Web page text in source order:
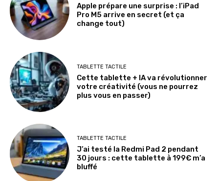
Apple prépare une surprise : l’iPad
Pro M5 arrive en secret (et ça
change tout)
TABLETTE TACTILE
Cette tablette + IA va révolutionner
votre créativité (vous ne pourrez
plus vous en passer)
TABLETTE TACTILE
J’ai testé la Redmi Pad 2 pendant
30 jours : cette tablette à 199€ m’a
bluffé